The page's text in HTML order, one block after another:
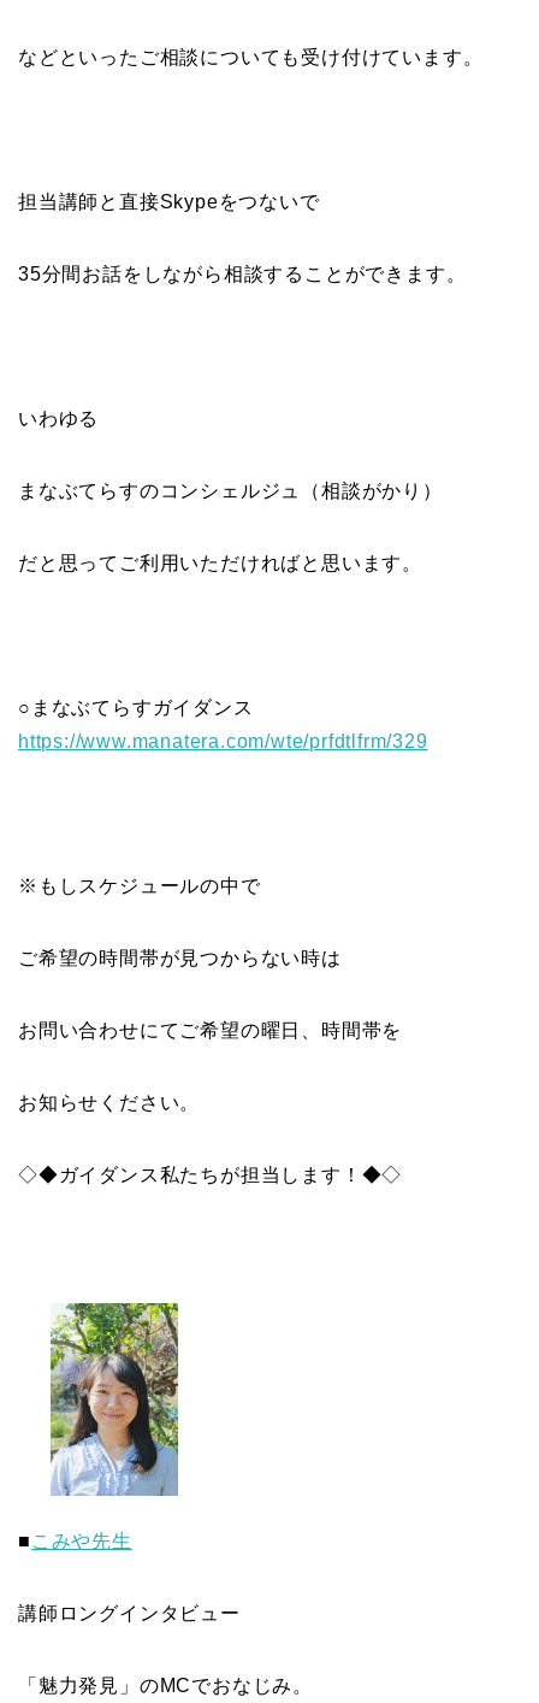
などといったご相談についても受け付けています。
担当講師と直接Skypeをつないで
35分間お話をしながら相談することができます。
いわゆる
まなぶてらすのコンシェルジュ（相談がかり）
だと思ってご利用いただければと思います。
○まなぶてらすガイダンス
https://www.manatera.com/wte/prfdtlfrm/329
※もしスケジュールの中で
ご希望の時間帯が見つからない時は
お問い合わせにてご希望の曜日、時間帯を
お知らせください。
◇◆ガイダンス私たちが担当します！◆◇
■ こみや先生
講師ロングインタビュー
「魅力発見」のMCでおなじみ。